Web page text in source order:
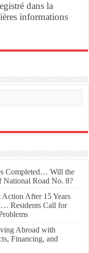
dans la
informations
Completed… Will the
National Road No. 8?
After 15 Years
Residents Call for
Abroad with
Financing, and